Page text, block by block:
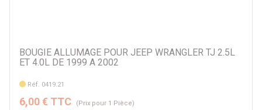
BOUGIE ALLUMAGE POUR JEEP WRANGLER TJ 2.5L
ET 4.0L DE 1999 A 2002
Réf. 0419.21
6,00 € TTC (Prix pour 1 Pièce)